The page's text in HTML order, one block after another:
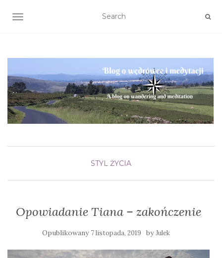
TOGGLE NAVIGATION
STYL ŻYCIA
Opowiadanie Tiana – zakończenie
Opublikowany 7 listopada, 2019 byJulek